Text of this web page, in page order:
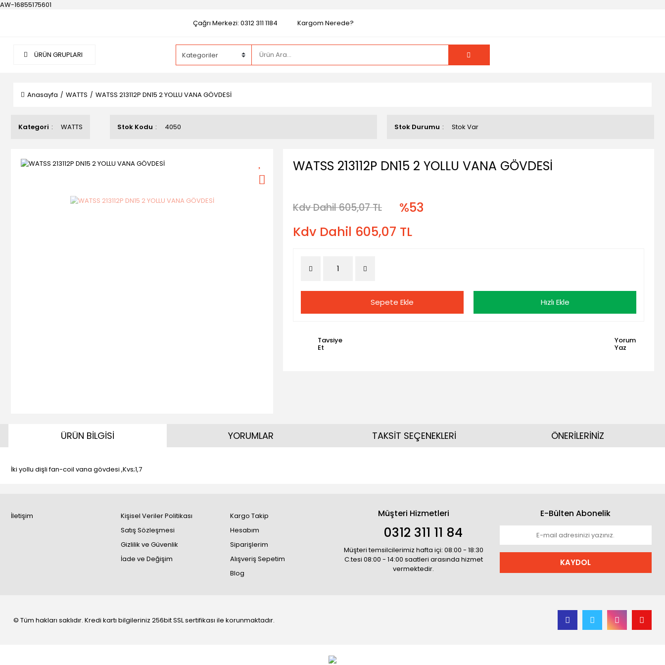
AW-16855175601
Çağrı Merkezi: 0312 311 1184
Kargom Nerede?
ÜRÜN GRUPLARI
Anasayfa WATTS WATSS 213112P DN15 2 YOLLU VANA GÖVDESİ
Kategori WATTS Stok Kodu 4050 Stok Durumu Stok Var
WATSS 213112P DN15 2 YOLLU VANA GÖVDESİ
Kdv Dahil 605,07 TL
%53
Kdv Dahil 605,07 TL
Sepete Ekle Hızlı Ekle
Tavsiye
Et
Yorum
Yaz
ÜRÜN BİLGİSİ
İki yollu dişli fan-coil vana gövdesi ,Kvs;1,7
YORUMLAR TAKSİT SEÇENEKLERİ ÖNERİLERİNİZ
İletişim
Kişisel Veriler Politikası
Satış Sözleşmesi
Gizlilik ve Güvenlik
İade ve Değişim
Kargo Takip
Hesabım
Siparişlerim
Alışveriş Sepetim
Blog
Müşteri Hizmetleri
0312 311 11 84
Müşteri temsilcilerimiz hafta içi: 08:00 - 18:30
C.tesi 08:00 - 14:00 saatleri arasında hizmet
vermektedir.
E-Bülten Abonelik
KAYDOL
© Tüm hakları saklıdır. Kredi kartı bilgileriniz 256bit SSL sertifikası ile korunmaktadır.